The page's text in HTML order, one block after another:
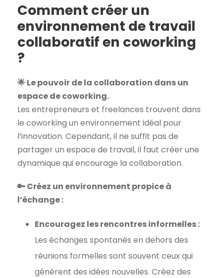
Comment créer un
environnement de travail
collaboratif en coworking
?
🌟 Le pouvoir de la collaboration dans un
espace de coworking.
Les entrepreneurs et freelances trouvent dans
le coworking un environnement idéal pour
l’innovation. Cependant, il ne suffit pas de
partager un espace de travail, il faut créer une
dynamique qui encourage la collaboration.
🔑 Créez un environnement propice à
l’échange :
Encouragez les rencontres informelles :
Les échanges spontanés en dehors des
réunions formelles sont souvent ceux qui
génèrent des idées nouvelles. Créez des